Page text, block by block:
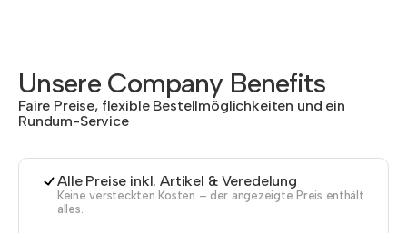
Unsere Company Benefits
Faire Preise, flexible Bestellmöglichkeiten und ein
Rundum-Service
Alle Preise inkl. Artikel & Veredelung
Keine versteckten Kosten – der angezeigte Preis enthält
alles.